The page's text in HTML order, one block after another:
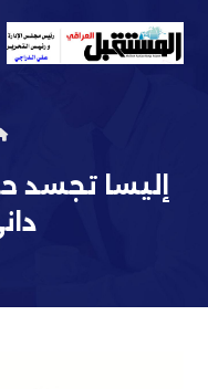
إليسا تجسد